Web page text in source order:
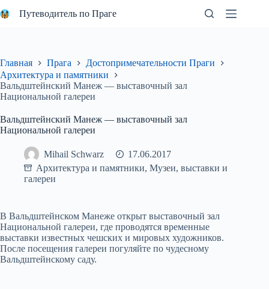
к
Путеводитель по Праге
Главная Прага
Достопримечательности Праги
Архитектура и памятники
Вальдштейнский Манеж — выставочный зал
Национальной галереи
Вальдштейнский Манеж — выставочный зал
Национальной галереи
Mihail Schwarz
17.06.2017
Архитектура и памятники, Музеи, выставки и
галереи
В Вальдштейнском Манеже открыт выставочный зал
Национальной галереи, где проводятся временные
выставки известных чешских и мировых художников.
После посещения галереи погуляйте по чудесному
Вальдштейнскому саду.